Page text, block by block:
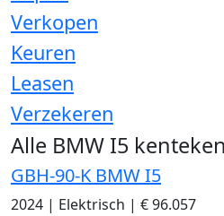
Verkopen
Keuren
Leasen
Verzekeren
Alle BMW I5
GBH-90-K BMW I5
2024 | Elektrisch | € 96.057